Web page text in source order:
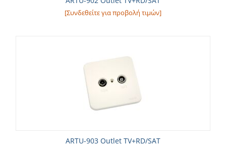
[Συνδεθείτε για προβολή τιμών]
ARTU-903 Outlet TV+RD/SAT